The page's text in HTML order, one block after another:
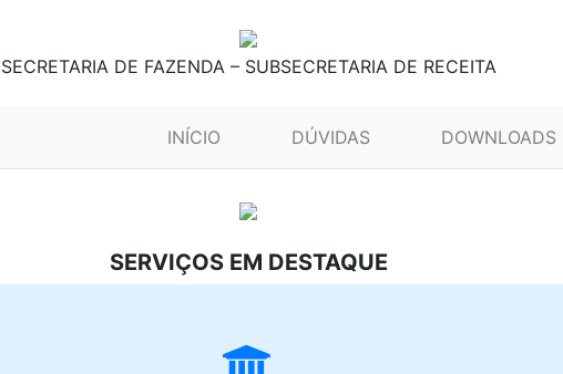
SECRETARIA DE FAZENDA – SUBSECRETARIA DE RECEITA
INÍCIO (CURRENT)DÚVIDAS DOWNLOADS
SERVIÇOS EM DESTAQUE